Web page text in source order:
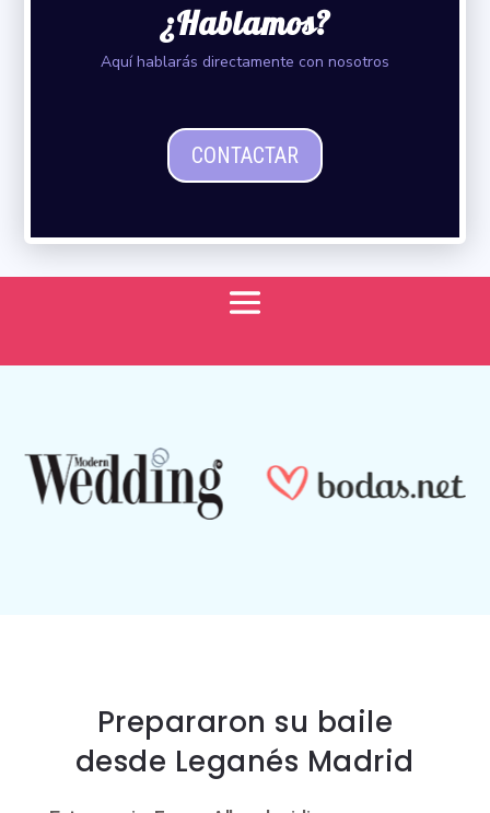
¿Hablamos?
Aquí hablarás directamente con nosotros
CONTACTAR
Prepararon su baile
desde Leganés Madrid